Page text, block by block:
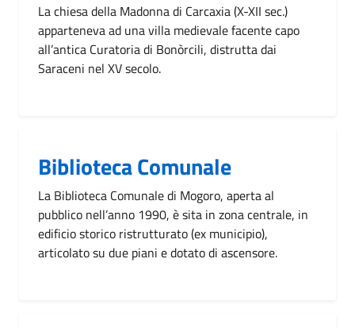
La chiesa della Madonna di Carcaxia (X-XII sec.)
apparteneva ad una villa medievale facente capo
all’antica Curatoria di Bonòrcili, distrutta dai
Saraceni nel XV secolo.
Biblioteca Comunale
La Biblioteca Comunale di Mogoro, aperta al
pubblico nell’anno 1990, è sita in zona centrale, in
edificio storico ristrutturato (ex municipio),
articolato su due piani e dotato di ascensore.